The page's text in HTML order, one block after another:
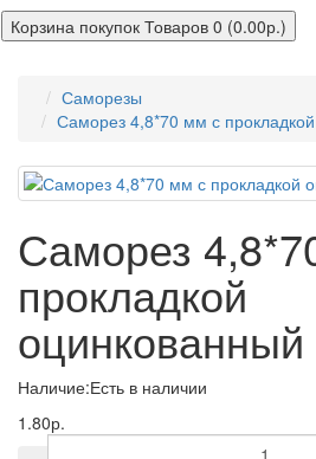
Корзина покупок Товаров 0 (0.00р.)
Саморезы
Саморез 4,8*70 мм с
Саморез
прокладкой
оцинкованный
Наличие:Есть в наличии
1.80р.